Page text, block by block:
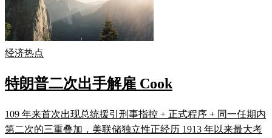
经济热点
特朗普二次出手解雇 Cook
109 年来首次出现总统援引刑事指控 + 正式程序 + 同一任期内
第二次的三重叠加，美联储独立性正经历 1913 年以来最大考